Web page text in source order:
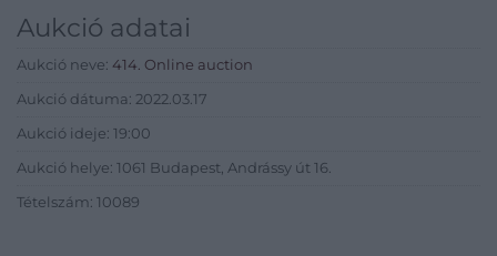
Aukció adatai
Aukció neve: 414. Online auction
Aukció dátuma: 2022.03.17
Aukció ideje: 19:00
Aukció helye: 1061 Budapest, Andrássy út 16.
Tételszám: 10089